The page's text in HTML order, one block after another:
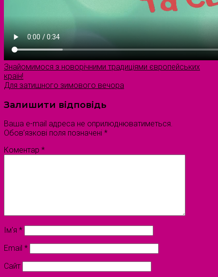
Знайомимося з новорічними традиціями європейських
країн!
Для затишного зимового вечора
Залишити відповідь
Ваша e-mail адреса не оприлюднюватиметься.
Обов’язкові поля позначені *
Коментар *
Ім'я *
Email *
Сайт